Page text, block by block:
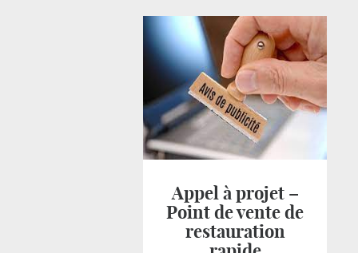
Appel à projet –
Point de vente de
restauration